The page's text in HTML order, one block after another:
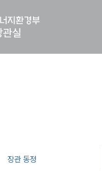
장관 동정